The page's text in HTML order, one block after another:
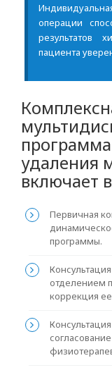
операции
результатов
пациента
удаления
включает
Первичная
программы.
отделением
коррекция